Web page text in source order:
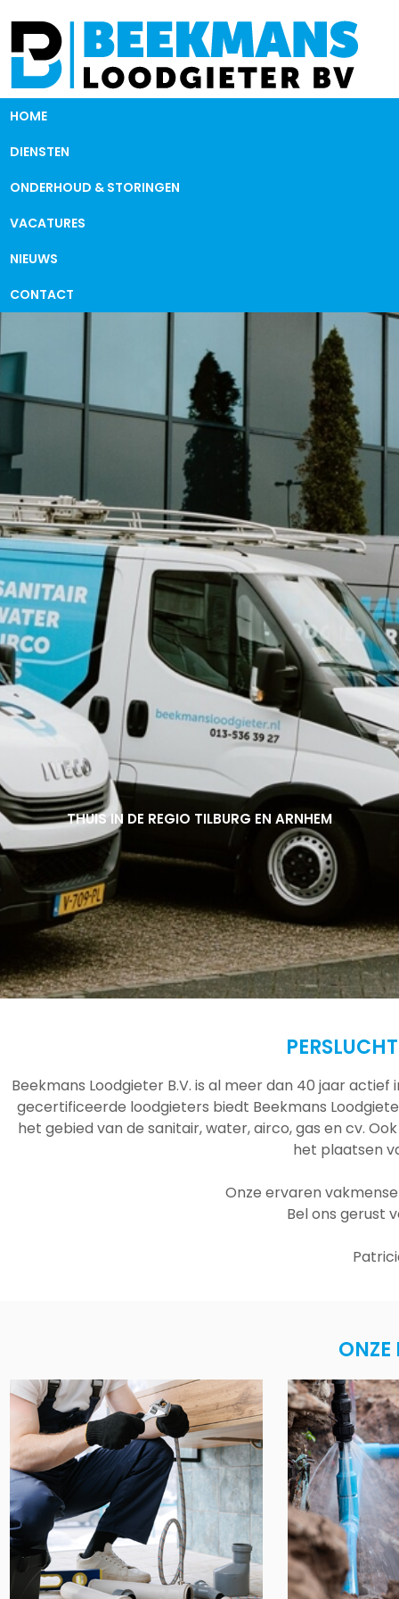
HOME
DIENSTEN
ONDERHOUD & STORINGEN
VACATURES
NIEUWS
CONTACT
THUIS IN DE REGIO TILBURG EN ARNHEM
THUIS IN DE REGIO TILBURG EN ARNHEM
THUIS IN DE REGIO TILBURG EN ARNHEM
Beekmans Loodgieter B.V. is al meer dan 40 jaar
gecertificeerde loodgieters biedt Beekmans
het gebied van de sanitair, water, airco, gas en cv.
het plaatsen
Onze ervaren
Bel ons gerust
ONZE